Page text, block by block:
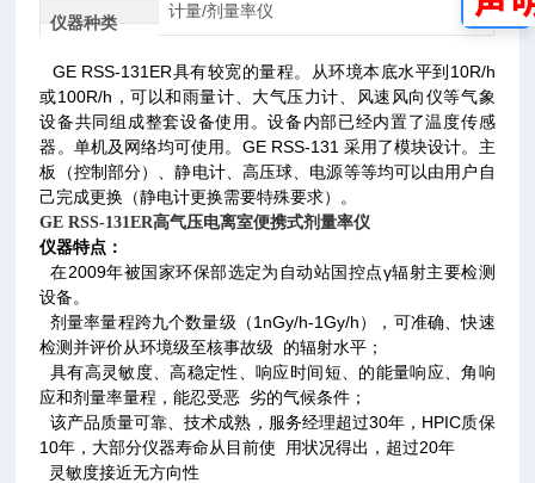
仪器种类
计量/剂量率仪
GE RSS-131ER具有较宽的量程。从环境本底水平到10R/h
或100R/h，可以和雨量计、大气压力计、风速风向仪等气象
设备共同组成整套设备使用。设备内部已经内置了温度传感
器。单机及网络均可使用。GE RSS-131 采用了模块设计。主
板（控制部分）、静电计、高压球、电源等等均可以由用户自
己完成更换（静电计更换需要特殊要求）。
GE RSS-131ER高气压电离室便携式剂量率仪
仪器特点：
在2009年被国家环保部选定为自动站国控点γ辐射主要检测
设备。
剂量率量程跨九个数量级（1nGy/h-1Gy/h），可准确、快速
检测并评价从环境级至核事故级 的辐射水平；
具有高灵敏度、高稳定性、响应时间短、的能量响应、角响
应和剂量率量程，能忍受恶 劣的气候条件；
该产品质量可靠、技术成熟，服务经理超过30年，HPIC质保
10年，大部分仪器寿命从目前使 用状况得出，超过20年
灵敏度接近无方向性